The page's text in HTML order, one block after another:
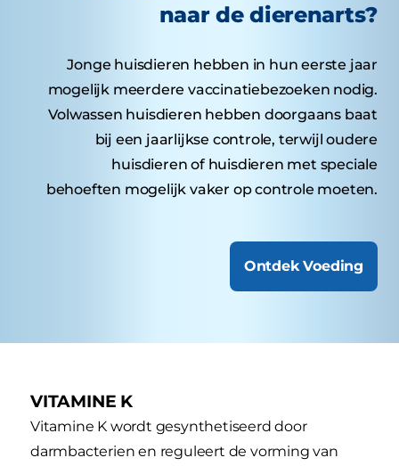
naar de dierenarts?
Jonge huisdieren hebben in hun eerste jaar
mogelijk meerdere vaccinatiebezoeken nodig.
Volwassen huisdieren hebben doorgaans baat
bij een jaarlijkse controle, terwijl oudere
huisdieren of huisdieren met speciale
behoeften mogelijk vaker op controle moeten.
Ontdek Voeding
VITAMINE K
Vitamine K wordt gesynthetiseerd door
darmbacterien en reguleert de vorming van